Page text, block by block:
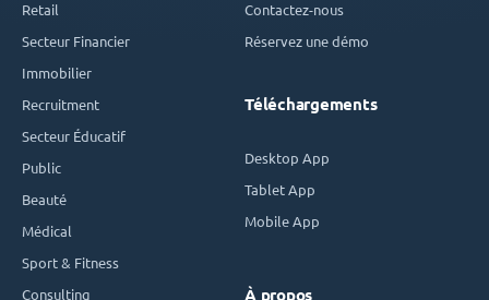
Retail
Secteur Financier
Immobilier
Recruitment
Secteur Éducatif
Public
Beauté
Médical
Sport & Fitness
Consulting
Contactez-nous
Réservez une démo
Téléchargements
Desktop App
Tablet App
Mobile App
À propos